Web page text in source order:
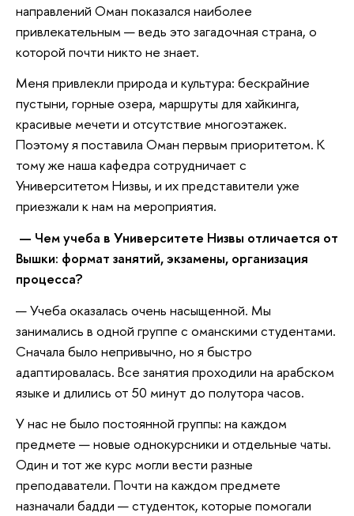
направлений Оман показался наиболее
привлекательным — ведь это загадочная страна, о
которой почти никто не знает.
Меня привлекли природа и культура: бескрайние
пустыни, горные озера, маршруты для хайкинга,
красивые мечети и отсутствие многоэтажек.
Поэтому я поставила Оман первым приоритетом. К
тому же наша кафедра сотрудничает с
Университетом Низвы, и их представители уже
приезжали к нам на мероприятия.
— Чем учеба в Университете Низвы отличается от
Вышки: формат занятий, экзамены, организация
процесса?
— Учеба оказалась очень насыщенной. Мы
занимались в одной группе с оманскими студентами.
Сначала было непривычно, но я быстро
адаптировалась. Все занятия проходили на арабском
языке и длились от 50 минут до полутора часов.
У нас не было постоянной группы: на каждом
предмете — новые однокурсники и отдельные чаты.
Один и тот же курс могли вести разные
преподаватели. Почти на каждом предмете
назначали бадди — студенток, которые помогали